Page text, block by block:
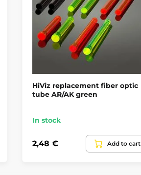
HiViz replacement fiber optic
tube AR/AK green
In stock
2,48 € Add to cart